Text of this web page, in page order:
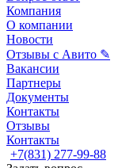
Компания
О компании
Новости
Отзывы с Авито ✎
Вакансии
Партнеры
Документы
Контакты
Отзывы
Контакты
+7(831) 277-99-88